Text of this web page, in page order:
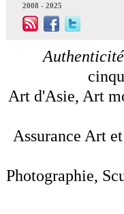
2008 - 2025
Authenticité
Art d'Asie, Art
Assurance Art
Photographie,